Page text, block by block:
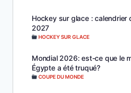
Hockey sur glace : calendrier
2027
HOCKEY SUR GLACE
Mondial 2026: est-ce que le
Égypte a été truqué?
COUPE DU MONDE